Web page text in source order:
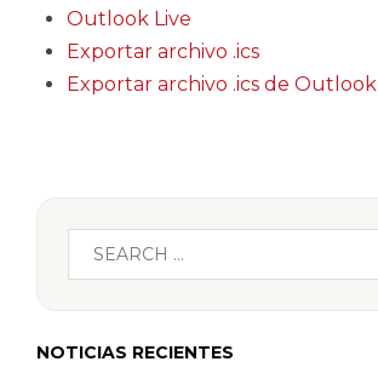
Outlook Live
Exportar archivo .ics
Exportar archivo .ics de Outlook
NOTICIAS RECIENTES